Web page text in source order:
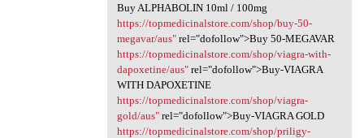
Buy ALPHABOLIN 10ml / 100mg
https://topmedicinalstore.com/shop/buy-50-
megavar/aus"rel="dofollow">Buy 50-MEGAVAR
https://topmedicinalstore.com/shop/viagra-with-
dapoxetine/aus"rel="dofollow">Buy-VIAGRA
WITH DAPOXETINE
https://topmedicinalstore.com/shop/viagra-
gold/aus"rel="dofollow">Buy-VIAGRA GOLD
https://topmedicinalstore.com/shop/priligy-